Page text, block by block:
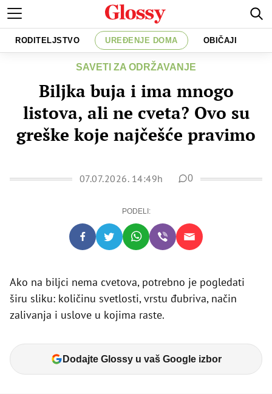
RODITELJSTVO UREĐENJE DOMA OBIČAJI
SAVETI ZA ODRŽAVANJE
Biljka buja i ima mnogo
listova, ali ne cveta? Ovo su
greške koje najčešće pravimo
07.07.2026. 14:49h 0
PODELI:
Ako na biljci nema cvetova, potrebno je pogledati
širu sliku: količinu svetlosti, vrstu đubriva, način
zalivanja i uslove u kojima raste.
Dodajte Glossy u vaš Google izbor